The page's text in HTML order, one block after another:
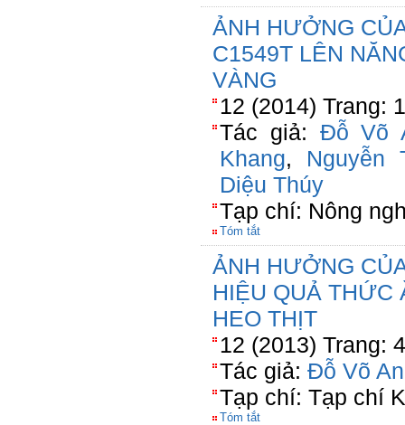
ẢNH HƯỞNG
C1549T LÊN
VÀNG
12 (2014) Trang:
Tác giả: Đỗ Võ
Khang, Nguyễn
Diệu Thúy
Tạp chí: Nông
Tóm tắt
ẢNH HƯỞNG
HIỆU QUẢ THỨC
HEO THỊT
12 (2013) Trang:
Tác giả: Đỗ Võ
Tạp chí: Tạp chí
Tóm tắt